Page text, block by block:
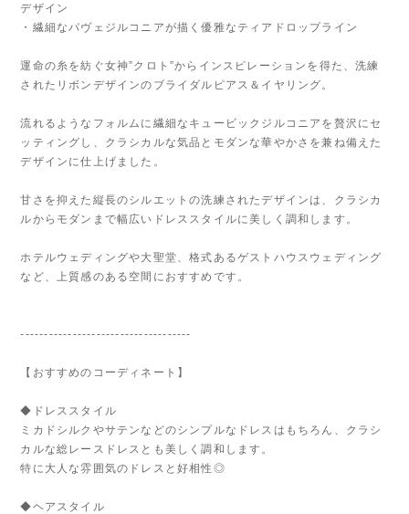
デザイン
・繊細なパヴェジルコニアが描く優雅なティアドロップライン
運命の糸を紡ぐ女神”クロト”からインスピレーションを得た、洗練
されたリボンデザインのブライダルピアス＆イヤリング。
流れるようなフォルムに繊細なキュービックジルコニアを贅沢にセ
ッティングし、クラシカルな気品とモダンな華やかさを兼ね備えた
デザインに仕上げました。
甘さを抑えた縦長のシルエットの洗練されたデザインは、クラシカ
ルからモダンまで幅広いドレススタイルに美しく調和します。
ホテルウェディングや大聖堂、格式あるゲストハウスウェディング
など、上質感のある空間におすすめです。
------------------------------------
【おすすめのコーディネート】
◆ドレススタイル
ミカドシルクやサテンなどのシンプルなドレスはもちろん、クラシ
カルな総レースドレスとも美しく調和します。
特に大人な雰囲気のドレスと好相性◎
◆ヘアスタイル